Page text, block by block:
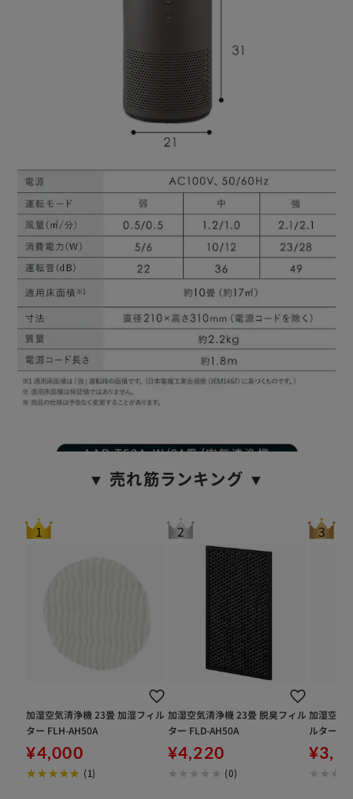
▼ 売れ筋ランキング ▼
加湿空気清浄機 23畳 加湿フィル
ター FLH-AH50A
¥4,000
(1)
加湿空気清浄機 23畳 脱臭フィル
ター FLD-AH50A
¥4,220
(0)
加湿空気
ルター